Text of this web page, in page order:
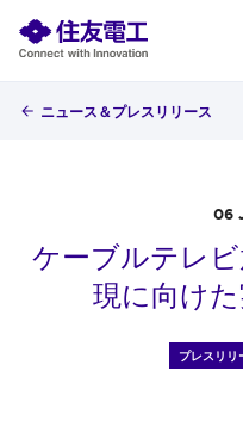
ニュース＆プレスリリース
06
ケーブルテレ
現に向け
プレスリリ